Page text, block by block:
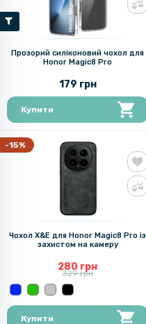
Прозорий силіконовий чохол для
Honor Magic8 Pro
179 грн
Купити
-15%
Чохол X&E для Honor Magic8 Pro із
захистом на камеру
280 грн
329 грн
Купити